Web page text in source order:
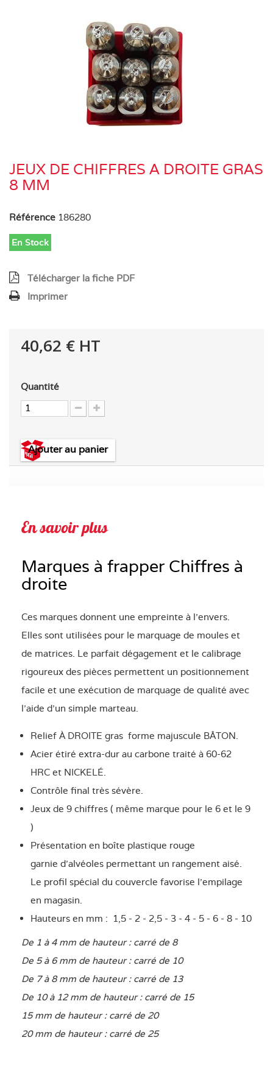
JEUX DE CHIFFRES A DROITE GRAS
8 MM
Référence 186280
En Stock
Télécharger la fiche PDF
Imprimer
40,62 € HT
Quantité
Ajouter au panier
En savoir plus
Marques à frapper Chiffres à
droite
Ces marques donnent une empreinte à l'envers.
Elles sont utilisées pour le marquage de moules et
de matrices. Le parfait dégagement et le calibrage
rigoureux des pièces permettent un positionnement
facile et une exécution de marquage de qualité avec
l'aide d'un simple marteau.
Relief À DROITE gras forme majuscule BÂTON.
Acier étiré extra-dur au carbone traité à 60-62
HRC et NICKELÉ.
Contrôle final très sévère.
Jeux de 9 chiffres ( même marque pour le 6 et le 9
)
Présentation en boîte plastique rouge
garnie d'alvéoles permettant un rangement aisé.
Le profil spécial du couvercle favorise l'empilage
en magasin.
Hauteurs en mm : 1,5 - 2 - 2,5 - 3 - 4 - 5 - 6 - 8 - 10
De 1 à 4 mm de hauteur : carré de 8
De 5 à 6 mm de hauteur : carré de 10
De 7 à 8 mm de hauteur : carré de 13
De 10 à 12 mm de hauteur : carré de 15
15 mm de hauteur : carré de 20
20 mm de hauteur : carré de 25